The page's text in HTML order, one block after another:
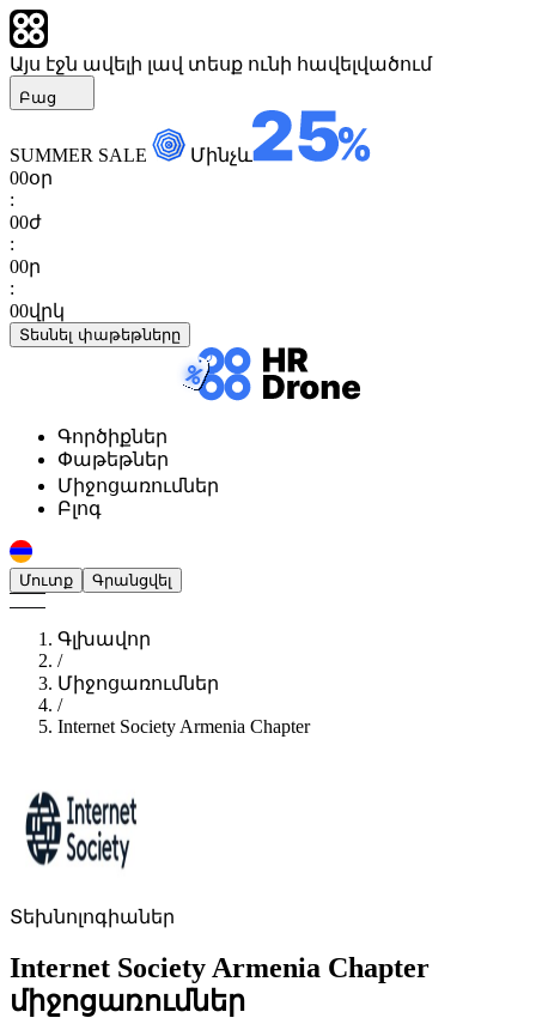
Այս էջն ավելի լավ տեսք ունի հավելվածում
Բաց
SUMMER SALE
Մինչև
00օր
:
00ժ
:
00ր
:
00վրկ
Տեսնել փաթեթները
Գործիքներ
Փաթեթներ
Միջոցառումներ
Բլոգ
Մուտք Գրանցվել
Գլխավոր
/
Միջոցառումներ
/
Internet Society Armenia Chapter
Տեխնոլոգիաներ
Internet Society Armenia Chapter
միջոցառումներ